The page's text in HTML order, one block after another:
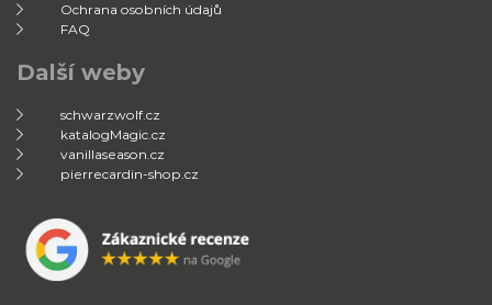
Ochrana osobních údajů
FAQ
Další weby
schwarzwolf.cz
katalogMagic.cz
vanillaseason.cz
pierrecardin-shop.cz